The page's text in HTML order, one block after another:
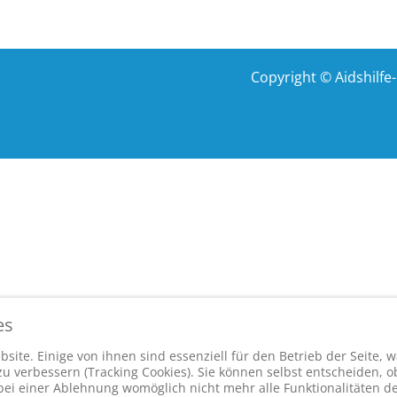
Copyright ©
Einige von ihnen sind essenziell für den Betrieb der Seite,
(Tracking Cookies). Sie können selbst entscheiden,
einer Ablehnung womöglich nicht mehr alle Funktionalitäten